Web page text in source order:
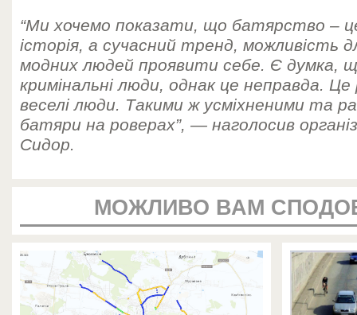
“Ми хочемо показати, що батярство –
історія, а сучасний тренд, можливість
модних людей проявити себе. Є думка,
кримінальні люди, однак це неправда. Це
веселі люди. Такими ж усміхненими та
батяри на роверах”, — наголосив
Сидор.
МОЖЛИВО ВАМ